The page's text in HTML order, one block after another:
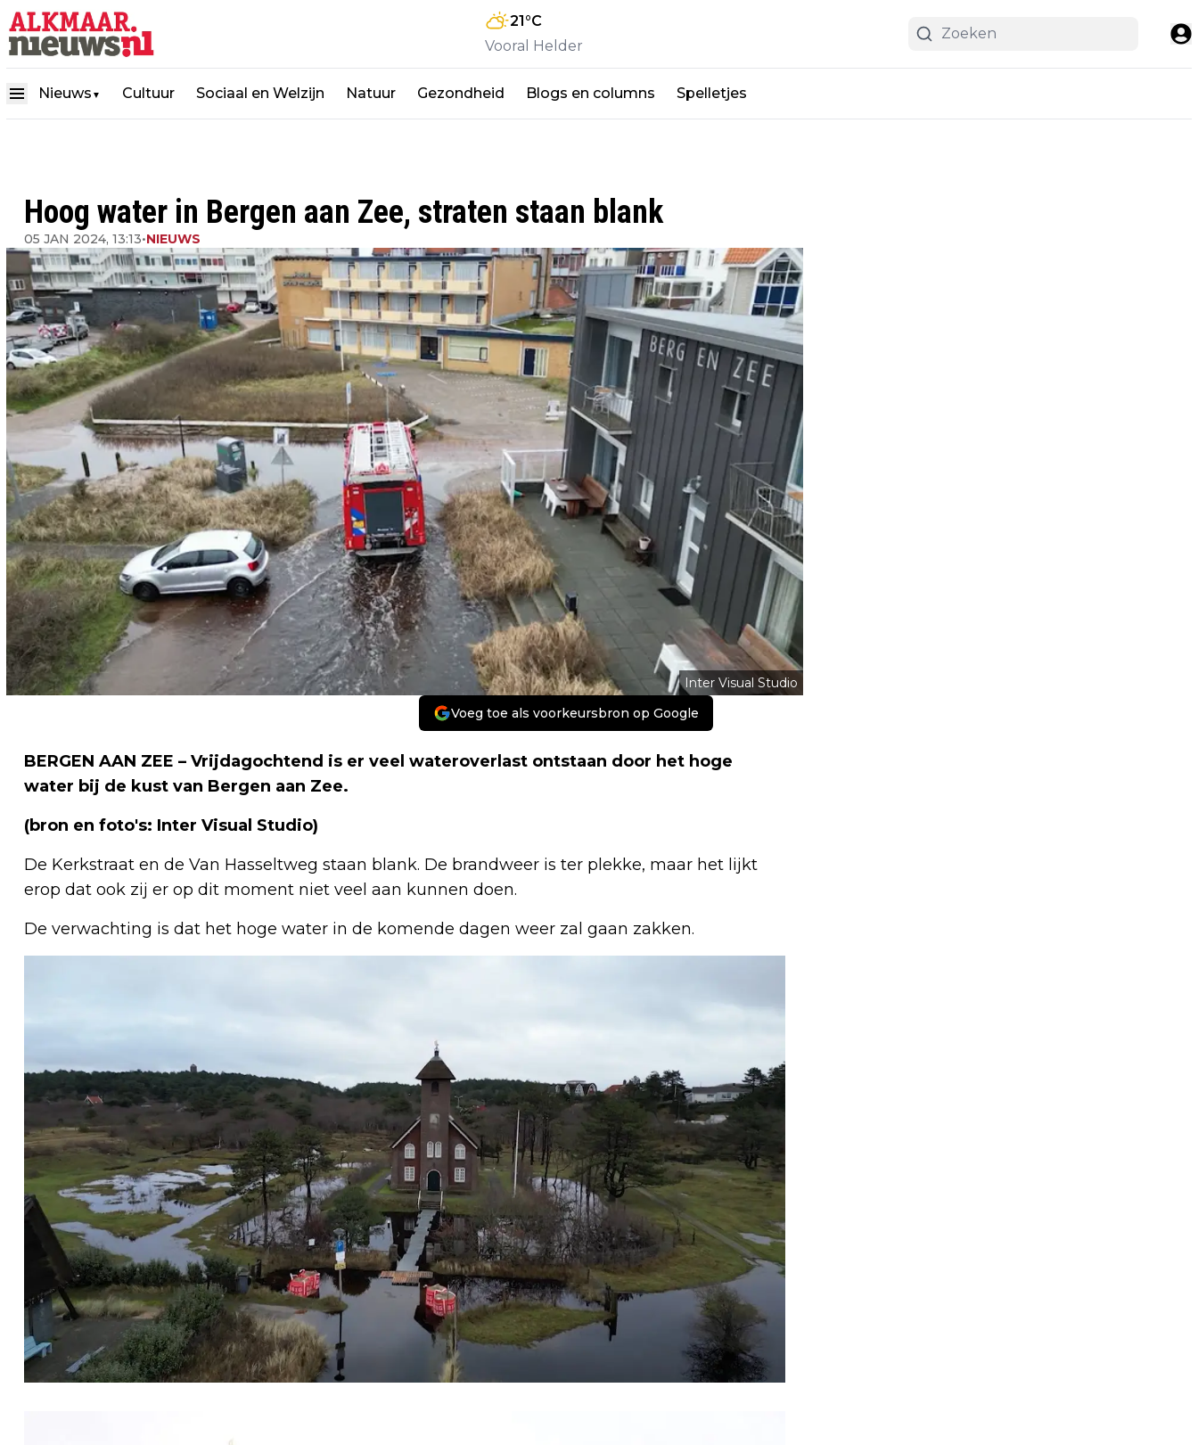
21°C
Vooral Helder
Nieuws ▼ Cultuur Sociaal en Welzijn Natuur Gezondheid Blogs en columns Spelletjes
Hoog water in Bergen aan Zee, straten staan blank
05 JAN 2024, 13:13•NIEUWS
Inter Visual Studio
Voeg toe als voorkeursbron op Google
BERGEN AAN ZEE – Vrijdagochtend is er veel wateroverlast ontstaan door het hoge
water bij de kust van Bergen aan Zee.
(bron en foto's: Inter Visual Studio)
De Kerkstraat en de Van Hasseltweg staan blank. De brandweer is ter plekke, maar het lijkt
erop dat ook zij er op dit moment niet veel aan kunnen doen.
De verwachting is dat het hoge water in de komende dagen weer zal gaan zakken.